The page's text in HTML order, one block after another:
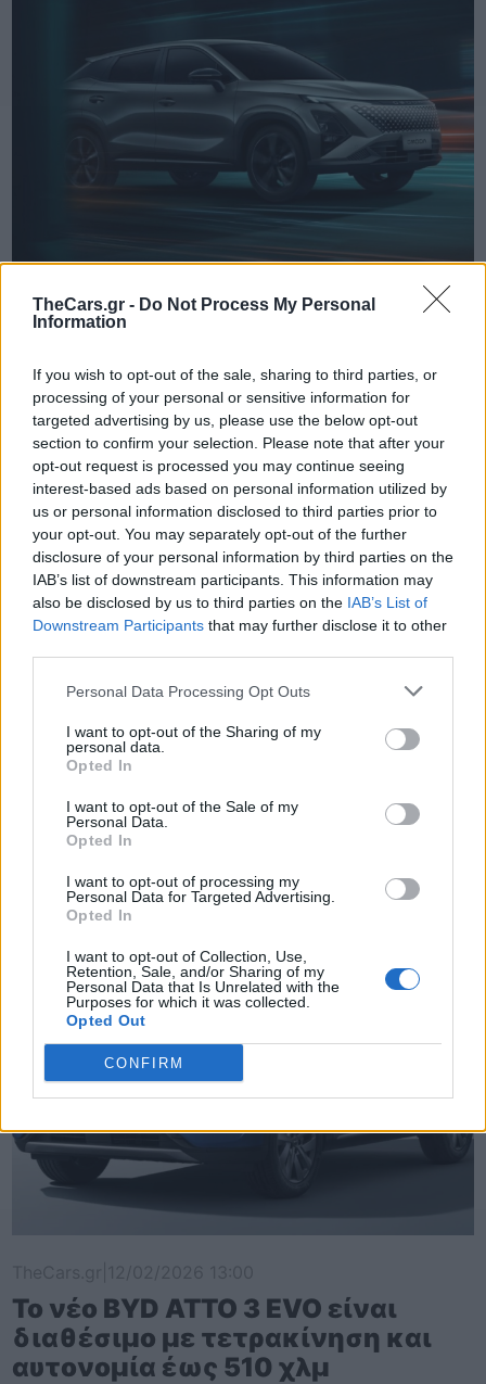
TheCars.gr - Do Not Process My Personal
Information
If you wish to opt-out of the sale, sharing to third parties, or
processing of your personal or sensitive information for
targeted advertising by us, please use the below opt-out
section to confirm your selection. Please note that after your
opt-out request is processed you may continue seeing
interest-based ads based on personal information utilized by
us or personal information disclosed to third parties prior to
your opt-out. You may separately opt-out of the further
disclosure of your personal information by third parties on the
IAB’s list of downstream participants. This information may
also be disclosed by us to third parties on the IAB’s List of
Downstream Participants that may further disclose it to other
Personal Data Processing Opt Outs
I want to opt-out of the Sharing of my
personal data.
Opted In
I want to opt-out of the Sale of my
Personal Data.
Opted In
I want to opt-out of processing my
Personal Data for Targeted Advertising.
Opted In
I want to opt-out of Collection, Use,
Retention, Sale, and/or Sharing of my
Personal Data that Is Unrelated with the
Purposes for which it was collected.
Opted Out
CONFIRM
TheCars.gr|19/02/2026 18:00
ηλεκτρικό Omoda 5
Η Volkswagen παρουσιάζει το νέο
T-Roc
Το νέο BYD ATTO 3 EVO είναι
διαθέσιμο με τετρακίνηση και
αυτονομία έως 510 χλμ